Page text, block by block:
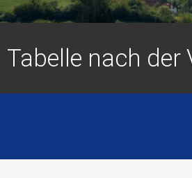
Tabelle nach der